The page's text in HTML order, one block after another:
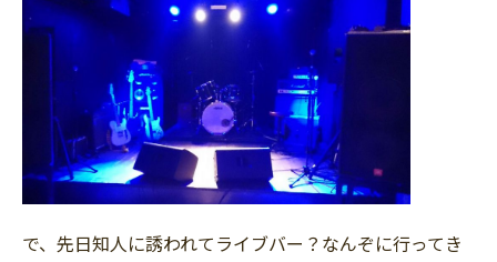
で、先日知人に誘われてライブバー？なんぞに行ってき